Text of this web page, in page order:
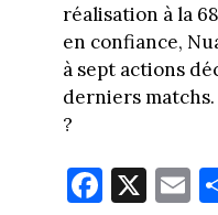
réalisation à la
en confiance,
à sept actions
derniers
?
Fa X E